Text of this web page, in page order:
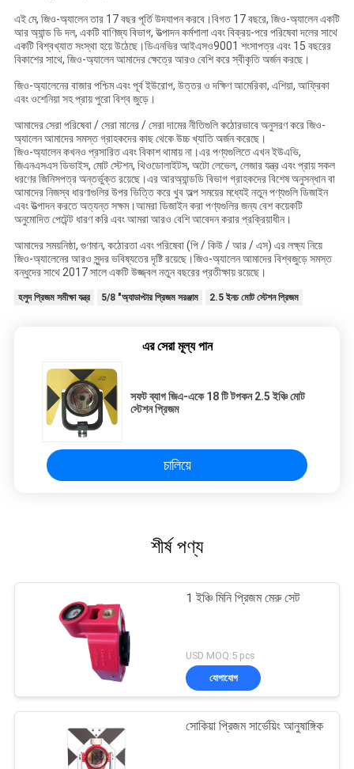
এই মে, জিও-অ্যালেন তার 17 বছর পূর্তি উদযাপন করবে।বিগত 17 বছরে, জিও-অ্যালেন একটি
আর অ্যান্ড ডি দল, একটি বাণিজ্য বিভাগ, উত্পাদন কর্মশালা এবং বিক্রয়-পরে পরিষেবা দলের সাথে
একটি বিশ্বখ্যাত সংস্থা হয়ে উঠেছে।ডিএনভির আইএসও9001 শংসাপত্র এবং 15 বছরের
বিকাশের সাথে, জিও-অ্যালেন আমাদের ক্ষেত্রে আরও বেশি করে স্বীকৃতি অর্জন করছে।
জিও-অ্যালেনের বাজার পশ্চিম এবং পূর্ব ইউরোপ, উত্তর ও দক্ষিণ আমেরিকা, এশিয়া, আফ্রিকা
এবং ওশেনিয়া সহ প্রায় পুরো বিশ্ব জুড়ে।
আমাদের সেরা পরিষেবা / সেরা মানের / সেরা দামের নীতিগুলি কঠোরভাবে অনুসরণ করে জিও-
অ্যালেন আমাদের সমস্ত গ্রাহকদের কাছ থেকে উচ্চ খ্যাতি অর্জন করেছে।
জিও-অ্যালেন কখনও প্রসারিত এবং বিকাশ থামায় না।এর পণ্যগুলিতে এখন ইউএভি,
জিএনএসএস ডিভাইস, মোট স্টেশন, থিওডোলাইটস, অটো লেভেল, লেজার যন্ত্র এবং প্রায় সকল
ধরণের জিনিসপত্র অন্তর্ভুক্ত রয়েছে।এর আরঅ্যান্ডডি বিভাগ গ্রাহকদের বিশেষ অনুসন্ধান বা
আমাদের নিজস্ব ধারণাগুলির উপর ভিত্তি করে খুব অল্প সময়ের মধ্যেই নতুন পণ্যগুলি ডিজাইন
এবং উত্পাদন করতে অত্যন্ত সক্ষম।আমরা ডিজাইন করা পণ্যগুলির জন্য বেশ কয়েকটি
অনুমোদিত পেটেন্ট ধারণ করি এবং আমরা আরও বেশি আবেদন করার প্রক্রিয়াধীন।
আমাদের সময়নিষ্ঠা, গুণমান, কঠোরতা এবং পরিষেবা (পি / কিউ / আর / এস) এর লক্ষ্য নিয়ে
জিও-অ্যালেনের আরও সুন্দর ভবিষ্যতের দৃষ্টি রয়েছে।জিও-অ্যালেন আমাদের বিশ্বজুড়ে সমস্ত
বন্ধুদের সাথে 2017 সালে একটি উজ্জ্বল নতুন বছরের প্রতীক্ষায় রয়েছে।
হলুদ প্রিজম সমীক্ষা যন্ত্র 5/8 "অ্যাডাপ্টার প্রিজম সরঞ্জাম 2.5 ইনচ মোট স্টেশন প্রিজম
এর সেরা মূল্য পান
সফট ব্যাগ জিএ-একে 18 টি টপকন 2.5 ইঞ্চি মোট
স্টেশন প্রিজম
চালিয়ে
শীর্ষ পণ্য
1 ইঞ্চি মিনি প্রিজম মেরু সেট
USD MOQ:5 pcs
যোগাযোগ
সোকিয়া প্রিজম সার্ভেয়িং আনুষাঙ্গিক